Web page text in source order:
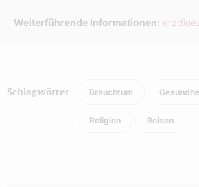
Weiterführende Informationen:
Schlagwörter Brauchtum
Religion Reisen